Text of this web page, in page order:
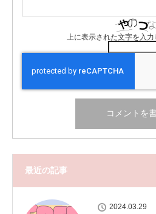
上に表示された文字を入力
最近の記事
2024.03.29